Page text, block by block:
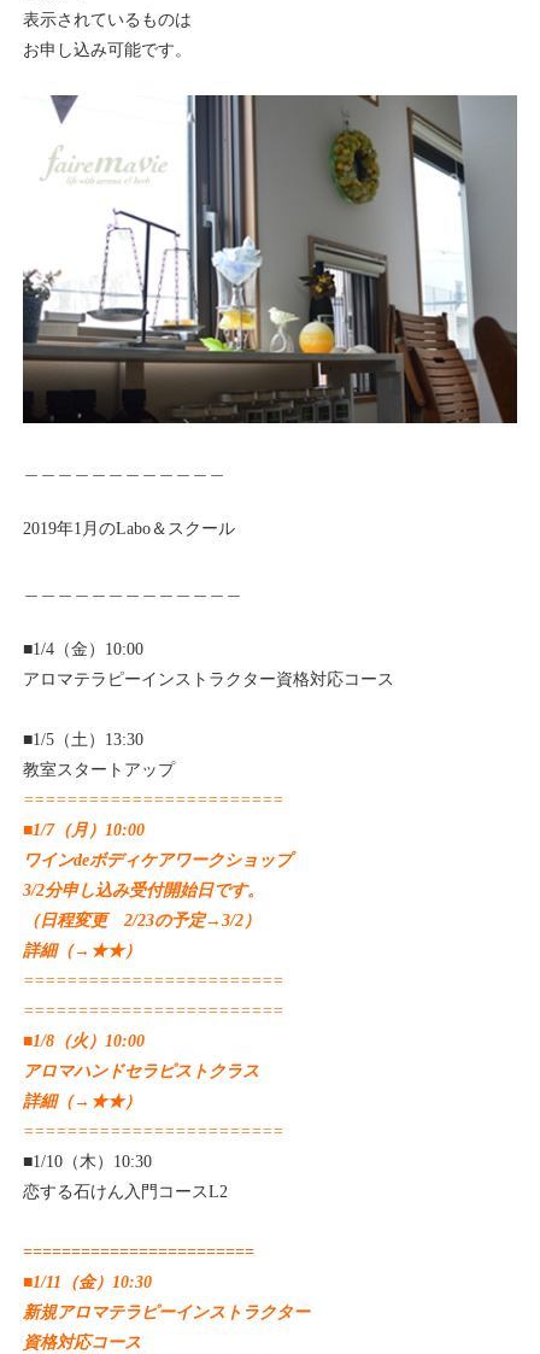
表示されているものは
お申し込み可能です。
2019年1月のLabo＆スクール
■1/4（金）10:00
アロマテラピーインストラクター資格対応コース
■1/5（土）13:30
教室スタートアップ
========================
■1/7（月）10:00
ワインdeボディケアワークショップ
3/2分申し込み受付開始日です。
（日程変更 2/23の予定→3/2）
詳細（→ ★★）
========================
========================
■1/8（火）10:00
アロマハンドセラピストクラス
詳細（→ ★★）
========================
■1/10（木）10:30
恋する石けん入門コースL2
========================
■1/11（金）10:30
新規アロマテラピーインストラクター
資格対応コース